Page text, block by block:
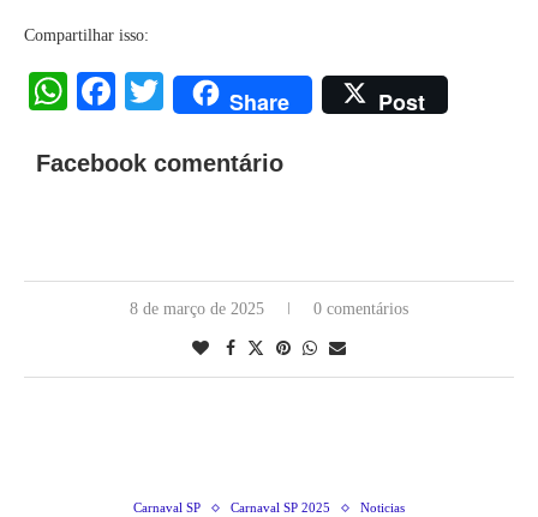
Compartilhar isso:
WhatsApp
Facebook
Twitter
Share Post
Facebook comentário
8 de março de 2025 0 comentários
Carnaval SP Carnaval SP 2025 Noticias